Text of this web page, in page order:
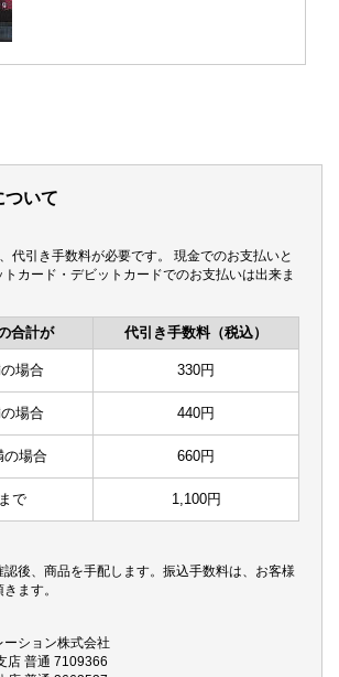
ついて
代引き手数料が必要です。 現金でのお支払いと
カード・デビットカードでのお支払いは出来ま
合計が 代引き手数料（税込）
場合 330円
場合 440円
の場合 660円
で 1,100円
認後、商品を手配します。振込手数料は、お客様
ます。
ション株式会社
店 普通 7109366